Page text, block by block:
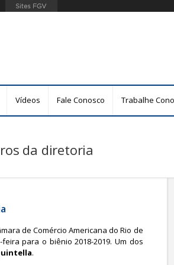
Vídeos Fale Conosco Trabalhe
da diretoria
de Comércio Americana do Rio de
para o biênio 2018-2019. Um dos
.